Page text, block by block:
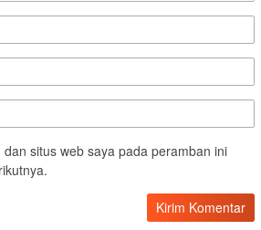
situs web saya pada peramban ini